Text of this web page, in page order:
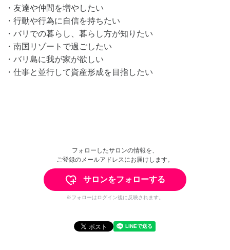
・友達や仲間を増やしたい
・行動や行為に自信を持ちたい
・バリでの暮らし、暮らし方が知りたい
・南国リゾートで過ごしたい
・バリ島に我が家が欲しい
・仕事と並行して資産形成を目指したい
フォローしたサロンの情報を、
ご登録のメールアドレスにお届けします。
サロンをフォローする
※フォローはログイン後に反映されます。